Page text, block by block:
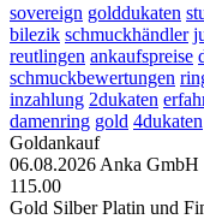
sovereign golddukaten
bilezik schmuckhändler
reutlingen ankaufspreise
schmuckbewertungen
inzahlung 2dukaten
damenring gold 4dukaten
Goldankauf
06.08.2026 Anka GmbH
115.00
Gold Silber Platin und